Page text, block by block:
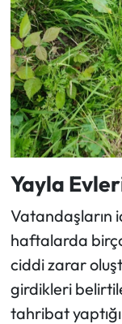
Yayla
Vatandaşların
haftalarda
ciddi zarar
girdikleri
tahribat